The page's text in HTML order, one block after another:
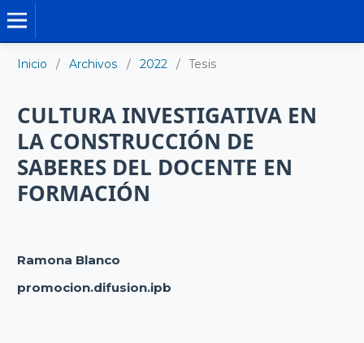
Inicio / Archivos / 2022 / Tesis
CULTURA INVESTIGATIVA EN
LA CONSTRUCCIÓN DE
SABERES DEL DOCENTE EN
FORMACIÓN
Ramona Blanco
promocion.difusion.ipb